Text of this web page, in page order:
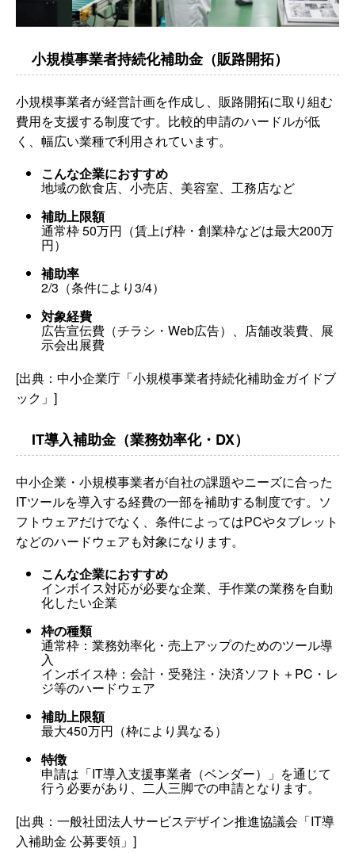
小規模事業者持続化補助金（販路開拓）
小規模事業者が経営計画を作成し、販路開拓に取り組む
費用を支援する制度です。比較的申請のハードルが低
く、幅広い業種で利用されています。
こんな企業におすすめ
地域の飲食店、小売店、美容室、工務店など
補助上限額
通常枠 50万円（賃上げ枠・創業枠などは最大200万
円）
補助率
2/3（条件により3/4）
対象経費
広告宣伝費（チラシ・Web広告）、店舗改装費、展
示会出展費
[出典：中小企業庁「小規模事業者持続化補助金ガイドブ
ック」]
IT導入補助金（業務効率化・DX）
中小企業・小規模事業者が自社の課題やニーズに合った
ITツールを導入する経費の一部を補助する制度です。ソ
フトウェアだけでなく、条件によってはPCやタブレット
などのハードウェアも対象になります。
こんな企業におすすめ
インボイス対応が必要な企業、手作業の業務を自動
化したい企業
枠の種類
通常枠：業務効率化・売上アップのためのツール導
入
インボイス枠：会計・受発注・決済ソフト＋PC・レ
ジ等のハードウェア
補助上限額
最大450万円（枠により異なる）
特徴
申請は「IT導入支援事業者（ベンダー）」を通じて
行う必要があり、二人三脚での申請となります。
[出典：一般社団法人サービスデザイン推進協議会「IT導
入補助金 公募要領」]